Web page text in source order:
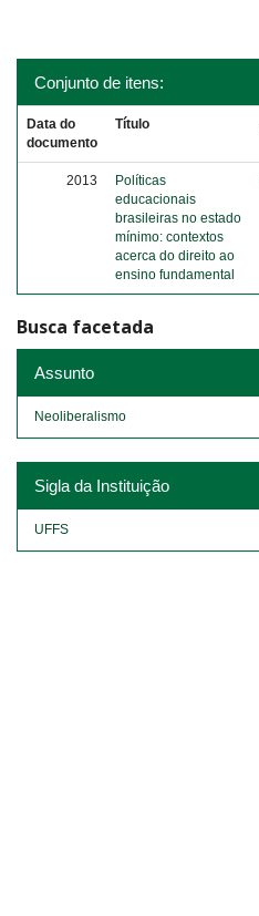
Conjunto de itens:
Data do
documento
Título
2013
Políticas
educacionais
brasileiras no estado
mínimo: contextos
acerca do direito ao
ensino fundamental
Busca facetada
Assunto
Neoliberalismo
Sigla da Instituição
UFFS